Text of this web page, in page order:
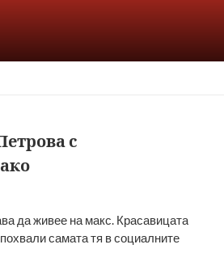
с
да живее на макс. Красавицата
самата тя в социалните